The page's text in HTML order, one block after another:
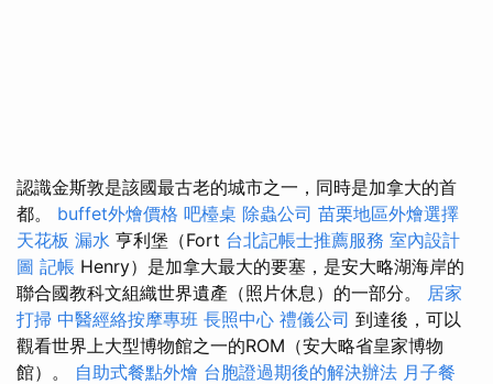
認識金斯敦是該國最古老的城市之一，同時是加拿大的首
都。 buffet外燴價格 吧檯桌 除蟲公司 苗栗地區外燴選擇
天花板 漏水 亨利堡（Fort 台北記帳士推薦服務 室內設計
圖 記帳 Henry）是加拿大最大的要塞，是安大略湖海岸的
聯合國教科文組織世界遺產（照片休息）的一部分。 居家
打掃 中醫經絡按摩專班 長照中心 禮儀公司 到達後，可以
觀看世界上大型博物館之一的ROM（安大略省皇家博物
館）。 自助式餐點外燴 台胞證過期後的解決辦法 月子餐